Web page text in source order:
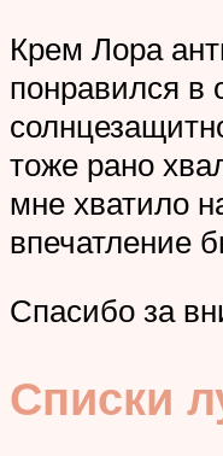
Крем Лора
понравился в
тоже рано
мне хватило
впечатление
Спасибо за
Списки